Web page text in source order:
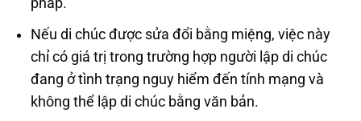
pháp.
Nếu di chúc được sửa đổi bằng miệng, việc này
chỉ có giá trị trong trường hợp người lập di chúc
đang ở tình trạng nguy hiểm đến tính mạng và
không thể lập di chúc bằng văn bản.